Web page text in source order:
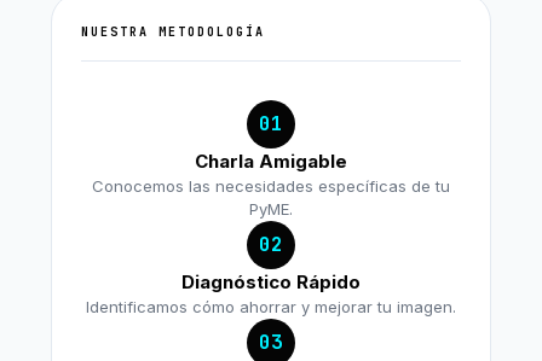
NUESTRA METODOLOGÍA
01
Charla Amigable
Conocemos las necesidades específicas de tu
PyME.
02
Diagnóstico Rápido
Identificamos cómo ahorrar y mejorar tu imagen.
03